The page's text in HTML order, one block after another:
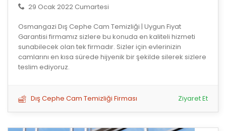
29 Ocak 2022 Cumartesi
Osmangazi Dış Cephe Cam Temizliği | Uygun Fiyat
Garantisi firmamız sizlere bu konuda en kaliteli hizmeti
sunabilecek olan tek firmadır. Sizler için evlerinizin
camlarını en kısa sürede hijyenik bir şekilde silerek sizlere
teslim ediyoruz.
Dış Cephe Cam Temizliği Firması Ziyaret Et